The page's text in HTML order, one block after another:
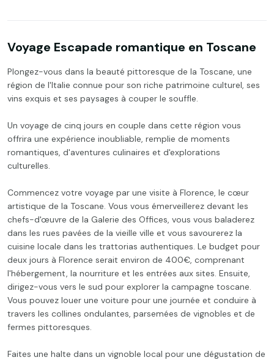
Voyage Escapade romantique en Toscane
Plongez-vous dans la beauté pittoresque de la Toscane, une
région de l'Italie connue pour son riche patrimoine culturel, ses
vins exquis et ses paysages à couper le souffle.
Un voyage de cinq jours en couple dans cette région vous
offrira une expérience inoubliable, remplie de moments
romantiques, d'aventures culinaires et d'explorations
culturelles.
Commencez votre voyage par une visite à Florence, le cœur
artistique de la Toscane. Vous vous émerveillerez devant les
chefs-d'œuvre de la Galerie des Offices, vous vous baladerez
dans les rues pavées de la vieille ville et vous savourerez la
cuisine locale dans les trattorias authentiques. Le budget pour
deux jours à Florence serait environ de 400€, comprenant
l'hébergement, la nourriture et les entrées aux sites. Ensuite,
dirigez-vous vers le sud pour explorer la campagne toscane.
Vous pouvez louer une voiture pour une journée et conduire à
travers les collines ondulantes, parsemées de vignobles et de
fermes pittoresques.
Faites une halte dans un vignoble local pour une dégustation de